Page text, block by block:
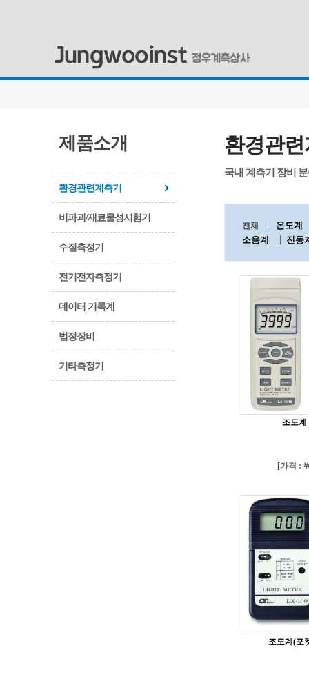
제품소개
환경관련계측기
비파괴/재료물성시험기
수질측정기
전기전자측정기
데이터 기록계
법정장비
기타측정기
환경관
국내 계측기 장비
전체
온도계
소음계
진동
조도계
[가격 :
조도계(포